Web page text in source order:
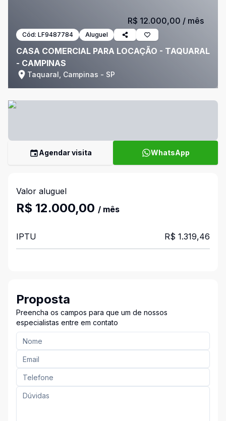
Cód: LF9487784 Aluguel
CASA COMERCIAL PARA LOCAÇÃO - TAQUARAL
- CAMPINAS
Taquaral, Campinas - SP
R$ 12.000,00 / mês
Agendar visita WhatsApp
Valor aluguel
R$ 12.000,00 / mês
IPTU R$ 1.319,46
Proposta
Preencha os campos para que um de nossos
especialistas entre em contato